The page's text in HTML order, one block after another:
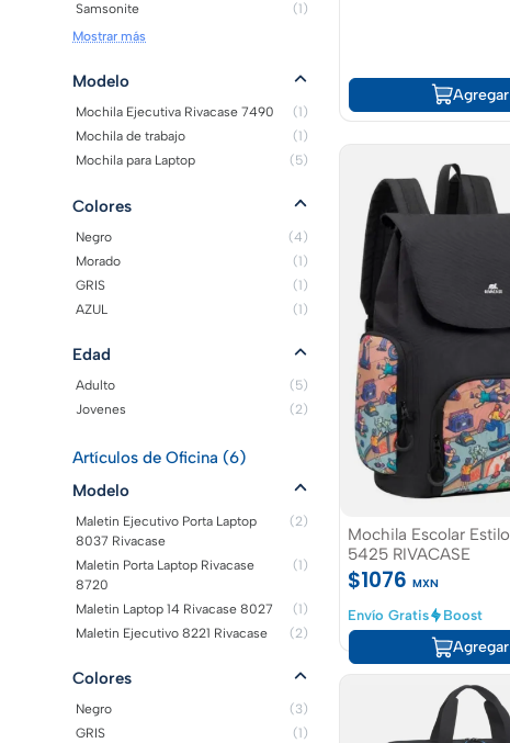
Samsonite
(1)
Mostrar más
Modelo
Mochila Ejecutiva Rivacase 7490
(1)
Mochila de trabajo
(1)
Mochila para Laptop
(5)
Colores
Negro
(4)
Morado
(1)
GRIS
(1)
AZUL
(1)
Edad
Adulto
(5)
Jovenes
(2)
Artículos de Oficina (6)
Modelo
Maletin Ejecutivo Porta Laptop
8037 Rivacase
(2)
Maletin Porta Laptop Rivacase
8720
(1)
Maletin Laptop 14 Rivacase 8027
(1)
Maletin Ejecutivo 8221 Rivacase
(2)
Colores
Negro
(3)
GRIS
(1)
Agregar
Mochila Escolar
5425 RIVACASE
$1076MXN
Envío Gratis
Boost
Agregar